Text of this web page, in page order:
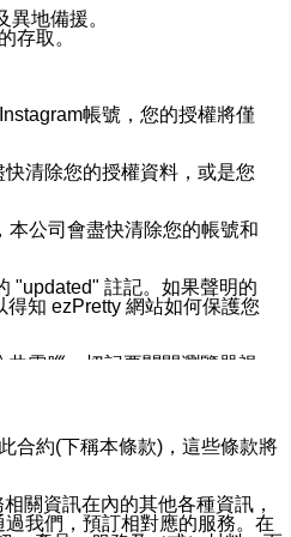
異地備援。
存取。
帳號，您的授權將僅
清除您的授權資料，或是您
本公司會盡快清除您的帳號和
"updated" 註記。如果聲明的
知 ezPretty 網站如何保護您
電腦，切記要關閉瀏覽器視
法、說明或功能連結，隨時
合約(下稱本條款)，這些條款將
關資訊在內的其他各種資訊，
我們，預訂相對應的服務。在